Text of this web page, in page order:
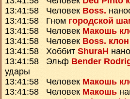
13:41:58 Человек Boss.
13:41:58 Гном городской
13:41:58 Человек Макошь
13:41:58 Человек Boss.
13:41:58 Хоббит ShuraH
13:41:58 Эльф Bender
удары
13:41:58 Человек Макошь
13:41:58 Человек Макошь